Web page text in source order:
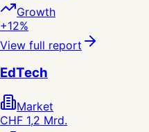
Growth
+12%
View full report
EdTech
Market
CHF 1,2 Mrd.